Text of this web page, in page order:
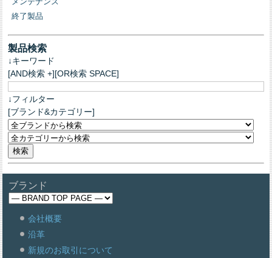
終了製品
製品検索
↓キーワード
[AND検索 +][OR検索 SPACE]
↓フィルター
[ブランド&カテゴリー]
ブランド
会社概要
沿革
新規のお取引について